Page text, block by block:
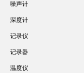
噪声计
深度计
记录仪
记录器
温度仪